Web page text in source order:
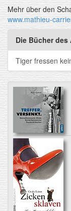
Mehr über den
www.mathieu-
Die Bücher des
Tiger fressen